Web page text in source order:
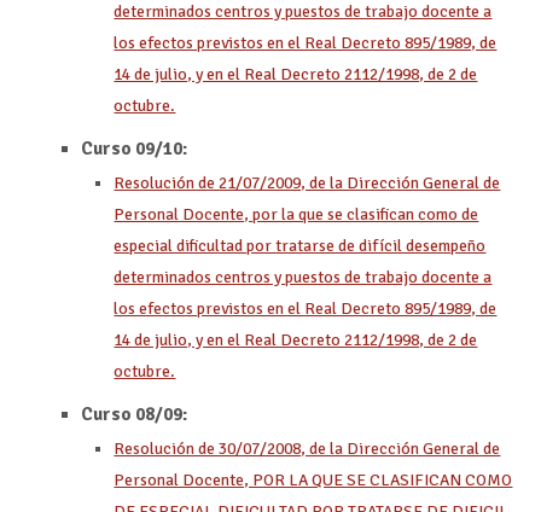
determinados centros y puestos de trabajo docente a
los efectos previstos en el Real Decreto 895/1989, de
14 de julio, y en el Real Decreto 2112/1998, de 2 de
octubre.
Curso 09/10:
Resolución de 21/07/2009, de la Dirección General de
Personal Docente, por la que se clasifican como de
especial dificultad por tratarse de difícil desempeño
determinados centros y puestos de trabajo docente a
los efectos previstos en el Real Decreto 895/1989, de
14 de julio, y en el Real Decreto 2112/1998, de 2 de
octubre.
Curso 08/09:
Resolución de 30/07/2008, de la Dirección General de
Personal Docente, POR LA QUE SE CLASIFICAN COMO